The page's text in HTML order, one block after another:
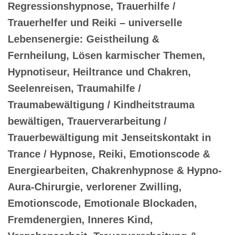
Regressionshypnose, Trauerhilfe /
Trauerhelfer und Reiki – universelle
Lebensenergie: Geistheilung &
Fernheilung, Lösen karmischer Themen,
Hypnotiseur, Heiltrance und Chakren,
Seelenreisen, Traumahilfe /
Traumabewältigung / Kindheitstrauma
bewältigen, Trauerverarbeitung /
Trauerbewältigung mit Jenseitskontakt in
Trance / Hypnose, Reiki, Emotionscode &
Energiearbeiten, Chakrenhypnose & Hypno-
Aura-Chirurgie, verlorener Zwilling,
Emotionscode, Emotionale Blockaden,
Fremdenergien, Inneres Kind,